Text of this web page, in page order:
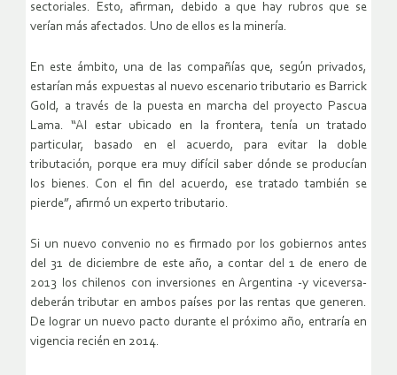
sectoriales. Esto, afirman, debido a que hay rubros que se
verían más afectados. Uno de ellos es la minería.
En este ámbito, una de las compañías que, según privados,
estarían más expuestas al nuevo escenario tributario es Barrick
Gold, a través de la puesta en marcha del proyecto Pascua
Lama. “Al estar ubicado en la frontera, tenía un tratado
particular, basado en el acuerdo, para evitar la doble
tributación, porque era muy difícil saber dónde se producían
los bienes. Con el fin del acuerdo, ese tratado también se
pierde”, afirmó un experto tributario.
Si un nuevo convenio no es firmado por los gobiernos antes
del 31 de diciembre de este año, a contar del 1 de enero de
2013 los chilenos con inversiones en Argentina -y viceversa-
deberán tributar en ambos países por las rentas que generen.
De lograr un nuevo pacto durante el próximo año, entraría en
vigencia recién en 2014.